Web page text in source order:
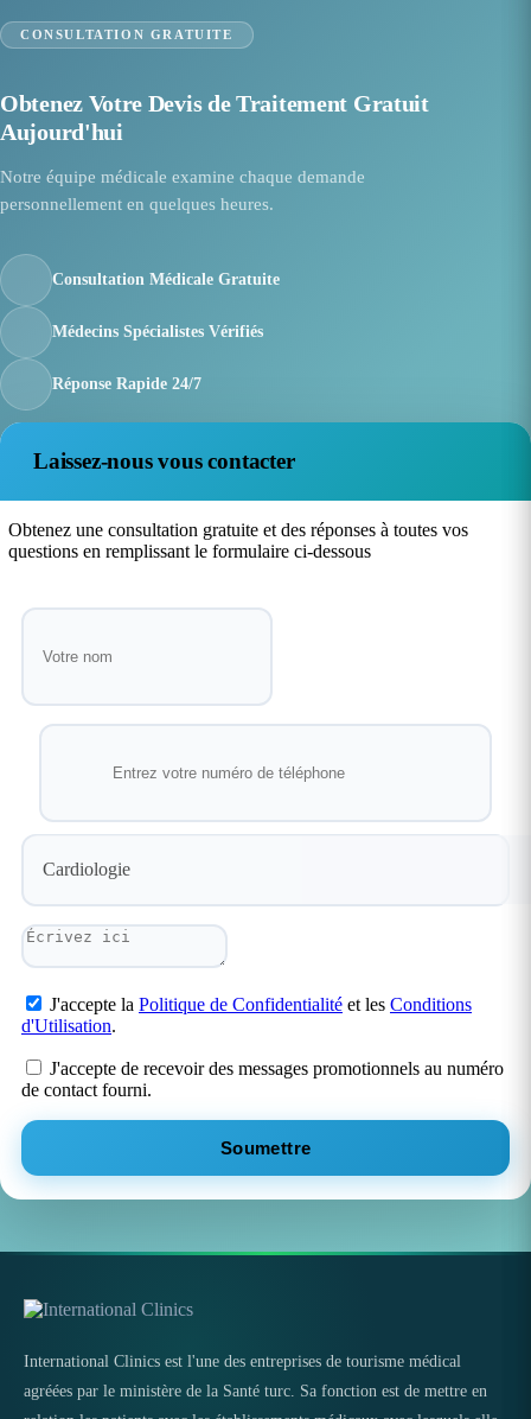
CONSULTATION GRATUITE
Obtenez Votre Devis de Traitement Gratuit
Aujourd'hui
Notre équipe médicale examine chaque demande
personnellement en quelques heures.
Consultation Médicale Gratuite
Médecins Spécialistes Vérifiés
Réponse Rapide 24/7
Laissez-nous vous contacter
Obtenez une consultation gratuite et des réponses à toutes vos
questions en remplissant le formulaire ci-dessous
Cardiologie
J'accepte la Politique de Confidentialité et les Conditions
d'Utilisation.
J'accepte de recevoir des messages promotionnels au numéro
de contact fourni.
Soumettre
International Clinics est l'une des entreprises de tourisme médical
agréées par le ministère de la Santé turc. Sa fonction est de mettre en